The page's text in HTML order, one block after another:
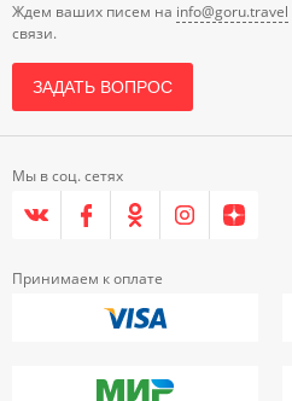
Ждем ваших писем на info@goru.travel
связи.
ЗАДАТЬ ВОПРОС
Мы в соц. сетях
Принимаем к оплате